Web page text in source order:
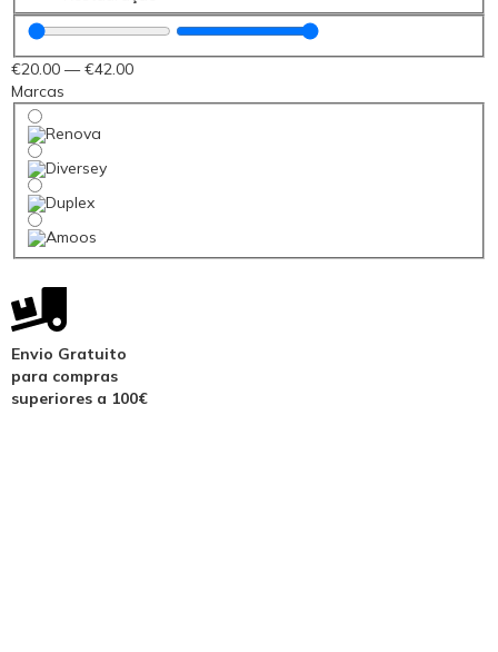
€20.00 —€42 .00
Marcas
Envio Gratuito
para compras
superiores a 100€